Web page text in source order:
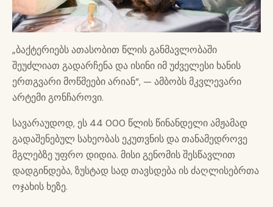
„ბაქტერიებს ათასობით წლის განმავლობაში
შეუძლიათ გადარჩენა და ისინი იმ უძველესი ხანის
ერთგვარი მოწმეები არიან“, — ამბობს მკვლევარი
არტემი გონჩაროვი.
სავარაუდოდ, ეს 44 000 წლის წინანდელი ამჟამად
გადაშენებულ სახეობას ეკუთვნის და თანამედროვე
მგლებზე უფრო დიდია. მისი გენომის შესწავლით
დადგინდება, ზუსტად სად თავსდება ის ძაღლისებრთა
ოჯახის ხეზე.